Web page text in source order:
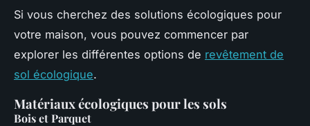
Si vous cherchez des solutions écologiques pour
votre maison, vous pouvez commencer par
explorer les différentes options de revêtement de
sol écologique.
Matériaux écologiques pour les sols
Bois et Parquet